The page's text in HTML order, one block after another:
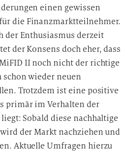
einen gewissen
die Finanzmarktteilnehmer.
der Enthusiasmus derzeit
der Konsens doch eher, dass
II noch nicht der richtige
wieder neuen
Trotzdem ist eine positive
primär im Verhalten der
Sobald diese nachhaltige
der Markt nachziehen und
Aktuelle Umfragen hierzu